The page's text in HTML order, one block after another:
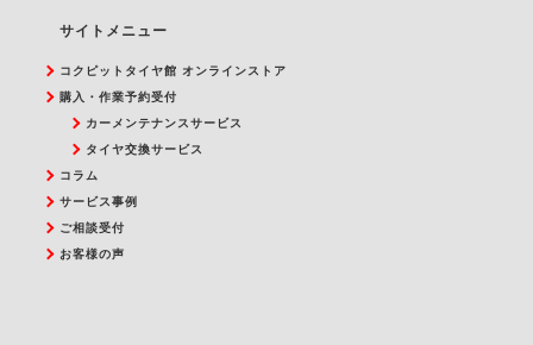
サイトメニュー
コクピットタイヤ館 オンラインストア
購入・作業予約受付
カーメンテナンスサービス
タイヤ交換サービス
コラム
サービス事例
ご相談受付
お客様の声